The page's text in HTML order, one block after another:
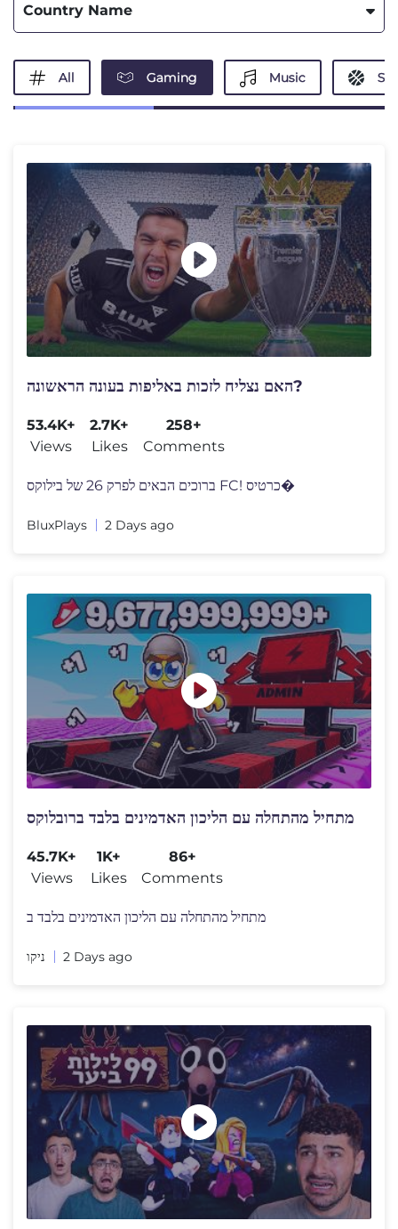
Country Name
All Gaming Music
האם נצליח לזכות באליפות בעונה הראשונה?
53.4K+
Views
2.7K+
Likes
258+
Comments
ברוכים הבאים לפרק 26 של בילוקס FC! כרטיס�
BluxPlays 2 Days ago
מתחיל מהתחלה עם הליכון האדמינים בלבד ברובלוקס
45.7K+
Views
1K+
Likes
86+
Comments
מתחיל מהתחלה עם הליכון האדמינים בלבד ב
ניקו 2 Days ago